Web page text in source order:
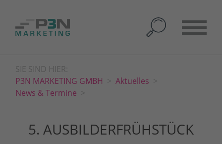
SIE SIND HIER:
P3N MARKETING GMBH
Aktuelles
News & Termine
5. AUSBILDERFRÜHSTÜCK